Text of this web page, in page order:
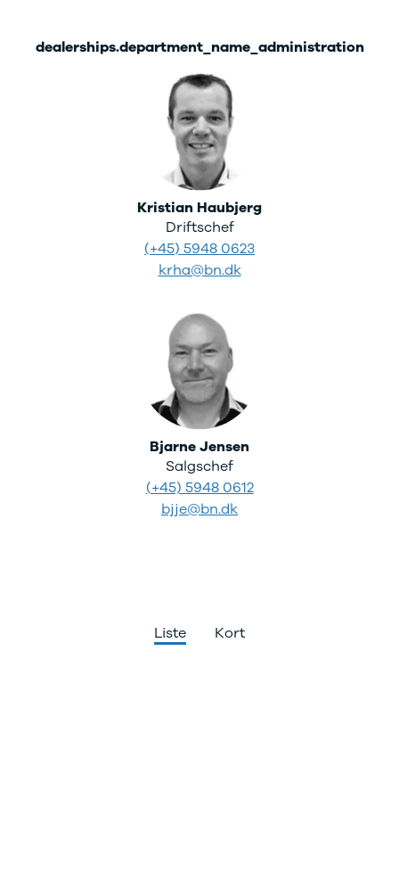
dealerships.department_name_administration
Kristian Haubjerg
Driftschef
(+45) 5948 0623
krha@bn.dk
Bjarne Jensen
Salgschef
(+45) 5948 0612
bjje@bn.dk
Liste Kort